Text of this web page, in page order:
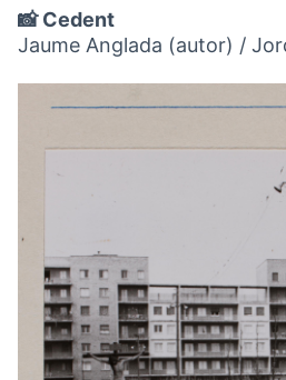
📸 Cedent
Jaume Anglada (autor) /